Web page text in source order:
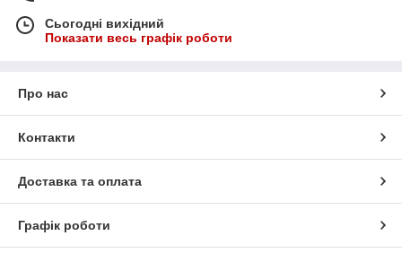
Сьогодні вихідний
Показати весь графік роботи
Про нас
Контакти
Доставка та оплата
Графік роботи